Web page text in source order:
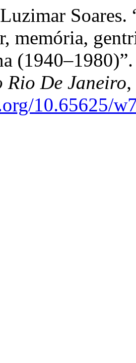
memória,
Rio De Janeiro
10.65625/